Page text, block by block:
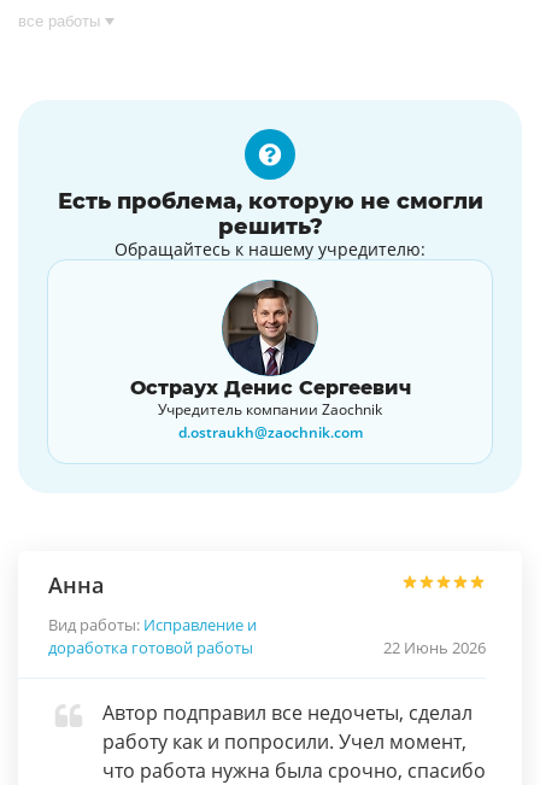
все работы
Есть проблема, которую не смогли
решить?
Обращайтесь к нашему учредителю:
Остраух Денис Сергеевич
Учредитель компании Zaochnik
d.ostraukh@zaochnik.com
Анна
Вид работы: Исправление и
доработка готовой работы
22 Июнь 2026
Автор подправил все недочеты, сделал
работу как и попросили. Учел момент,
что работа нужна была срочно, спасибо